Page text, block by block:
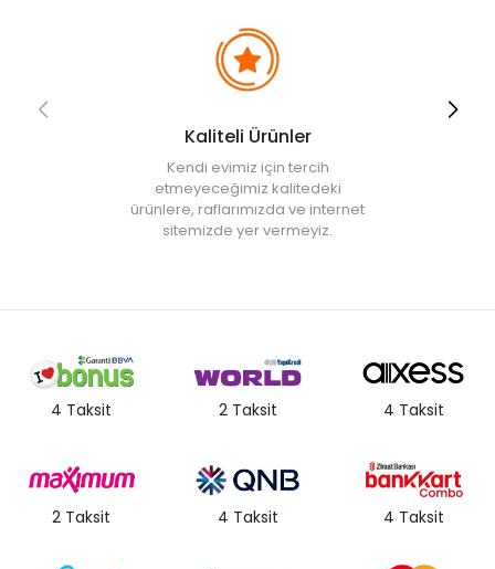
Kaliteli Ürünler
Kendi evimiz için tercih
etmeyeceğimiz kalitedeki
ürünlere, raflarımızda ve internet
sitemizde yer vermeyiz.
4 Taksit 2 Taksit 4 Taksit
2 Taksit 4 Taksit 4 Taksit